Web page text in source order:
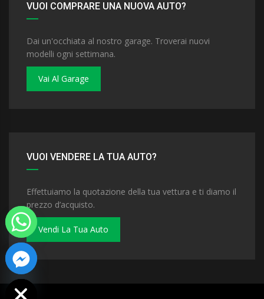
VUOI COMPRARE UNA NUOVA AUTO?
Dai un'occhiata al nostro garage. Troverai nuovi
modelli ogni settimana.
Vai Al Garage
VUOI VENDERE LA TUA AUTO?
Effettuiamo la quotazione della tua vettura e ti diamo il
prezzo d’acquisto.
Vendi La Tua Auto